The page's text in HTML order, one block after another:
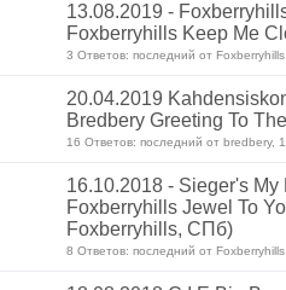
13.08.2019 -
Foxberryhills Keep Me
3 Ответов: последний от
20.04.2019
Bredbery Greeting To
16 Ответов: последний от bredbery,
16.10.2018 - Sieger's My
Foxberryhills Jewel To
Foxberryhills, СПб)
8 Ответов: последний от